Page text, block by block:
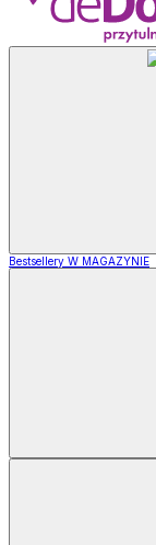
Bestsellery W MAGAZYNIE